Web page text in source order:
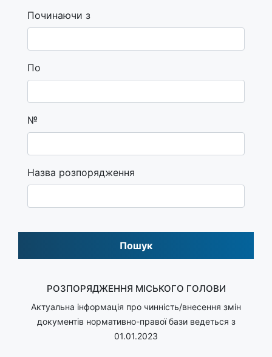
Починаючи з
По
№
Назва розпорядження
Пошук
РОЗПОРЯДЖЕННЯ МІСЬКОГО ГОЛОВИ
Актуальна інформація про чинність/внесення змін
документів нормативно-правої бази ведеться з
01.01.2023